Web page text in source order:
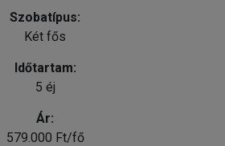
Két fős
5 éj
579.000 Ft/fő